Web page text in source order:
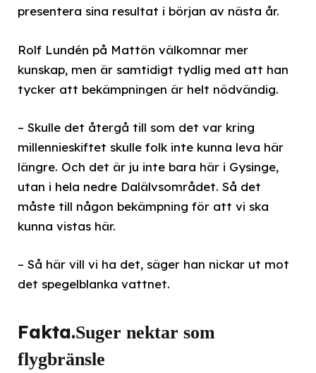
presentera sina resultat i början av nästa år.
Rolf Lundén på Mattön välkomnar mer
kunskap, men är samtidigt tydlig med att han
tycker att bekämpningen är helt nödvändig.
– Skulle det återgå till som det var kring
millennieskiftet skulle folk inte kunna leva här
längre. Och det är ju inte bara här i Gysinge,
utan i hela nedre Dalälvsområdet. Så det
måste till någon bekämpning för att vi ska
kunna vistas här.
– Så här vill vi ha det, säger han nickar ut mot
det spegelblanka vattnet.
Fakta.Suger nektar som
flygbränsle